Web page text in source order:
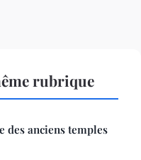
rubrique
des anciens temples